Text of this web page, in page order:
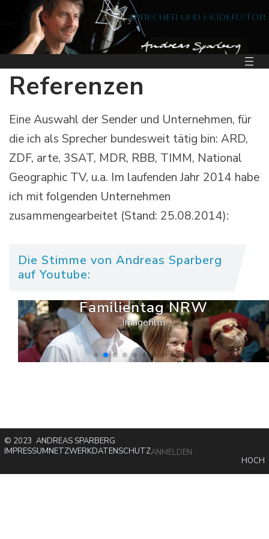
springen
SPRECHER UND MODERATOR
Referenzen
Eine Auswahl der Sender und Unternehmen, für
die ich als Sprecher bundesweit tätig bin: ARD,
ZDF, arte, 3SAT, MDR, RBB, TIMM, National
Geographic TV, u.a. Im laufenden Jahr 2014 habe
ich mit folgenden Unternehmen
zusammengearbeitet (Stand: 25.08.2014):
Die Stimme von Andreas Sparberg
auf Youtube:
Familientag NRW
Imagefilm
© 2023 ANDREAS SPARBERG
IMPRESSUMNETZWERKDATENSCHUTZANMELDEN
HOCH